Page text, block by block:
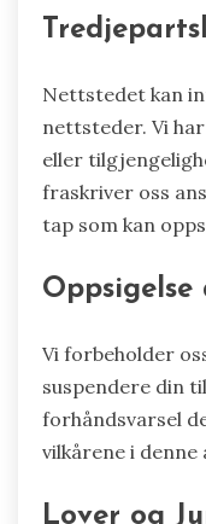
Nettstedet kan
nettsteder. Vi
eller
fraskriver oss
tap som kan
Vi forbeholder
suspendere din
forhåndsvarsel
vilkårene i denne
Lover og